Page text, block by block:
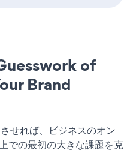
of
Brand
せれば、ビジネスのオン
での最初の大きな課題を克